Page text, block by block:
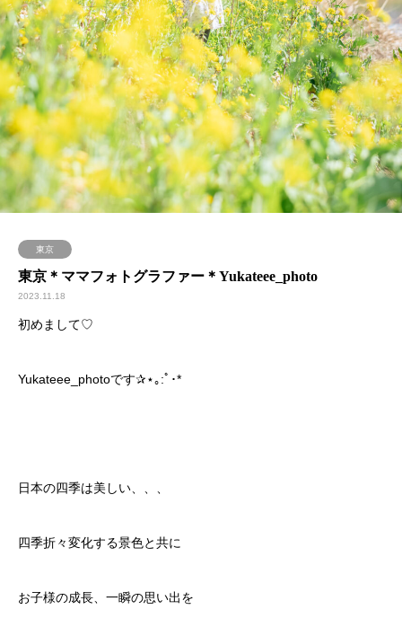
東京
東京＊ママフォトグラファー＊Yukateee_photo
2023.11.18
初めまして♡
Yukateee_photoです✰⋆｡:ﾟ･*
日本の四季は美しい、、、
四季折々変化する景色と共に
お子様の成長、一瞬の思い出を